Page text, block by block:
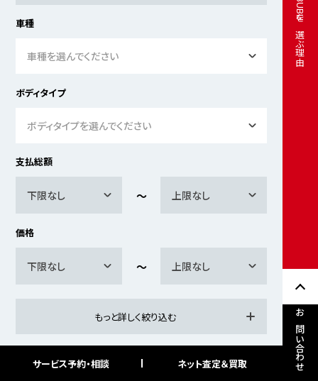
BUBUを選ぶ理由
お問い合わせ
車種
車種を選んでください
ボディタイプ
ボディタイプを選んでください
支払総額
下限なし 上限なし
価格
下限なし 上限なし
もっと詳しく絞り込む
検索
サービス予約・相談 ネット査定＆買取